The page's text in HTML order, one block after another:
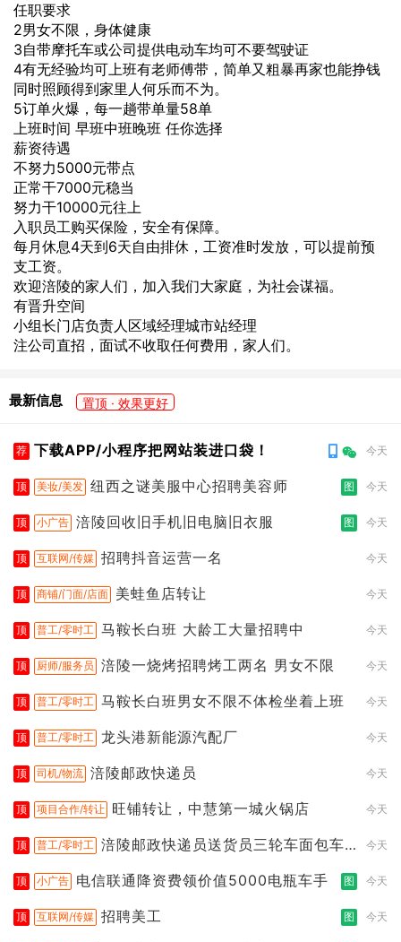
任职要求
2男女不限，身体健康
3自带摩托车或公司提供电动车均可不要驾驶证
4有无经验均可上班有老师傅带，简单又粗暴再家也能挣钱
同时照顾得到家里人何乐而不为。
5订单火爆，每一趟带单量58单
上班时间 早班中班晚班 任你选择
薪资待遇
不努力5000元带点
正常干7000元稳当
努力干10000元往上
入职员工购买保险，安全有保障。
每月休息4天到6天自由排休，工资准时发放，可以提前预
支工资。
欢迎涪陵的家人们，加入我们大家庭，为社会谋福。
有晋升空间
小组长门店负责人区域经理城市站经理
注公司直招，面试不收取任何费用，家人们。
最新信息 置顶 · 效果更好
荐 下载APP/小程序把网站装进口袋！ 今天
顶 美妆/美发 纽西之谜美服中心招聘美容师 图 今天
顶 小广告 涪陵回收旧手机旧电脑旧衣服 图 今天
顶 互联网/传媒 招聘抖音运营一名 今天
顶 商铺/门面/店面 美蛙鱼店转让 今天
顶 普工/零时工 马鞍长白班 大龄工大量招聘中 今天
顶 厨师/服务员 涪陵一烧烤招聘烤工两名 男女不限 今天
顶 普工/零时工 马鞍长白班男女不限不体检坐着上班 今天
顶 普工/零时工 龙头港新能源汽配厂 今天
顶 司机/物流 涪陵邮政快递员 今天
顶 项目合作/转让 旺铺转让，中慧第一城火锅店 今天
顶 普工/零时工 涪陵邮政快递员送货员三轮车面包车
今天
顶 小广告 电信联通降资费领价值5000电瓶车手 图 今天
顶 互联网/传媒 招聘美工 图 今天